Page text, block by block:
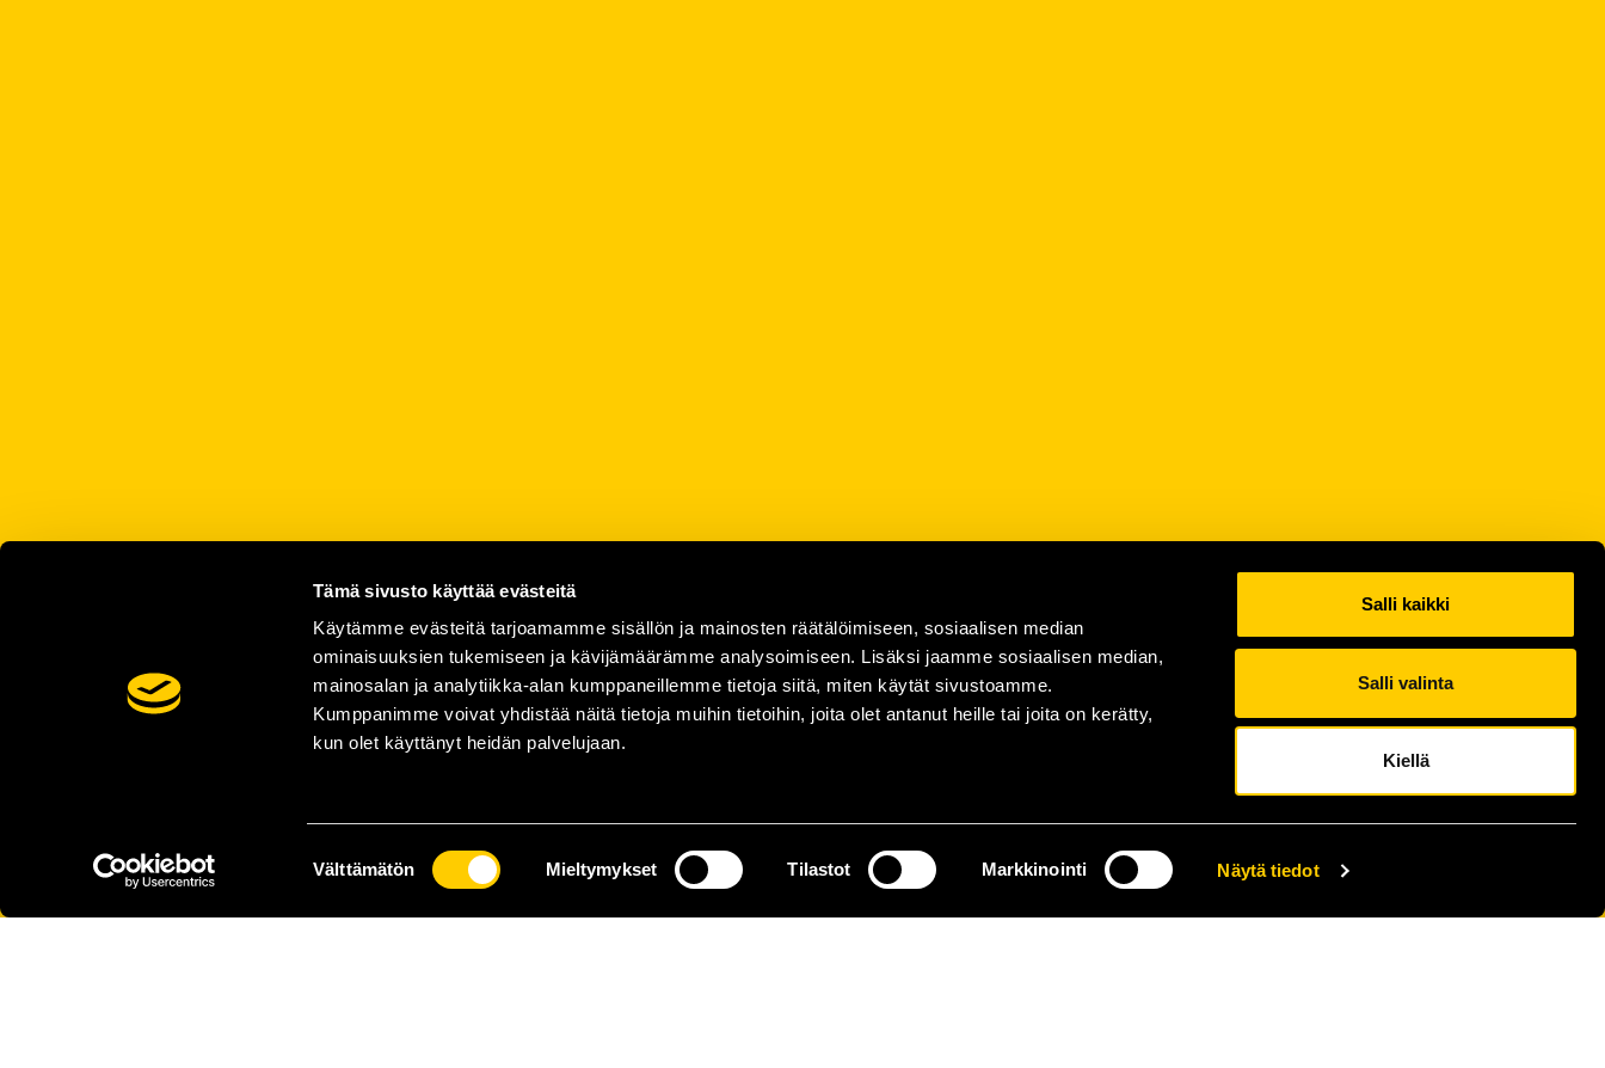
Tämä sivusto käyttää evästeitä
Käytämme evästeitä tarjoamamme sisällön ja mainosten räätälöimiseen, sosiaalisen median
ominaisuuksien tukemiseen ja kävijämäärämme analysoimiseen. Lisäksi jaamme sosiaalisen median,
mainosalan ja analytiikka-alan kumppaneillemme tietoja siitä, miten käytät sivustoamme.
Kumppanimme voivat yhdistää näitä tietoja muihin tietoihin, joita olet antanut heille tai joita on kerätty,
kun olet käyttänyt heidän palvelujaan.
Välttämätön Mieltymykset Tilastot Markkinointi Näytä tiedot
Salli kaikki
Salli valinta
Kiellä